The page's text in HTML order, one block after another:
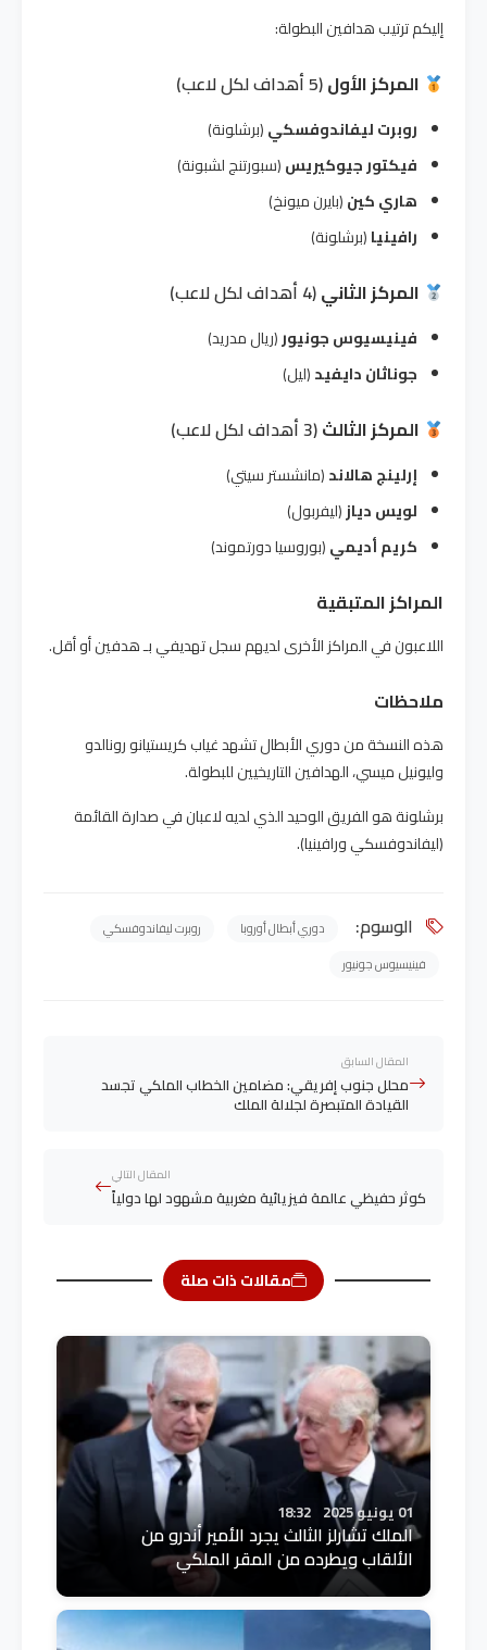
إليكم ترتيب هدافين البطولة:
المركز الأول(5 أهداف لكل لاعب)
روبرت ليفاندوفسكي(برشلونة)
فيكتور جيوكيريس(سبورتنج لشبونة)
هاري كين(بايرن ميونخ)
رافينيا(برشلونة)
المركز الثاني(4 أهداف لكل لاعب)
فينيسيوس جونيور(ريال مدريد)
جوناثان دايفيد(ليل)
المركز الثالث(3 أهداف لكل لاعب)
إرلينج هالاند(مانشستر سيتي)
لويس دياز(ليفربول)
كريم أديمي(بوروسيا دورتموند)
المراكز المتبقية
اللاعبون في المراكز الأخرى لديهم سجل تهديفي بـ هدفين أو أقل.
ملاحظات
هذه النسخة من دوري الأبطال تشهد غياب كريستيانو رونالدو
وليونيل ميسي، الهدافين التاريخيين للبطولة.
برشلونة هو الفريق الوحيد الذي لديه لاعبان في صدارة القائمة
(ليفاندوفسكي ورافينيا).
الوسوم: دوري أبطال أوروبا
روبرت ليفاندوفسكي
فينيسيوس جونيور
المقال السابق
محلل جنوب إفريقي: مضامين الخطاب الملكي تجسد
القيادة المتبصرة لجلالة الملك
المقال التالي
كوثر حفيظي عالمة فيزيائية مغربية مشهود لها دولياً
مقالات ذات صلة
01 يونيو 2025 18:32
الملك تشارلز الثالث يجرد الأمير أندرو من
الألقاب ويطرده من المقر الملكي